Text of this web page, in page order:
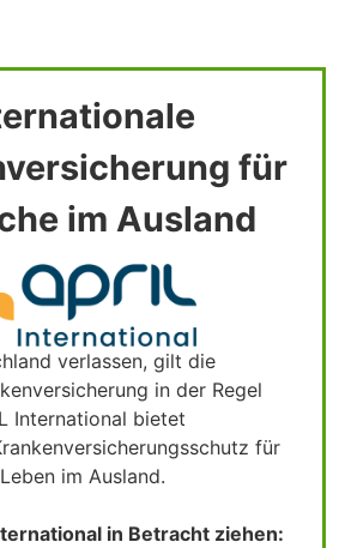
für
im Ausland
verlassen, gilt die
in der Regel
International bietet
für
im Ausland.
in Betracht ziehen: